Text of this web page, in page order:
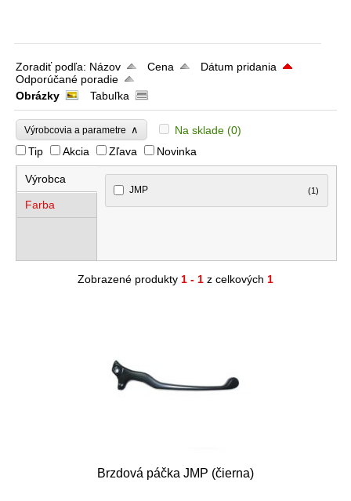
Zoradiť podľa: Názov Cena
Dátum pridania
Odporúčané poradie
Obrázky
Tabuľka
Výrobcovia a parametre ∧ Na sklade (0)
Tip
Akcia Zľava Novinka
Výrobca
Farba
JMP (1)
Zobrazené produkty 1 - 1 z celkových 1
Brzdová páčka JMP (čierna)